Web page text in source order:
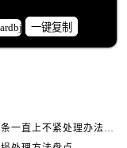
一键复制
萧邦手表发条一直上不紧处理办法推荐